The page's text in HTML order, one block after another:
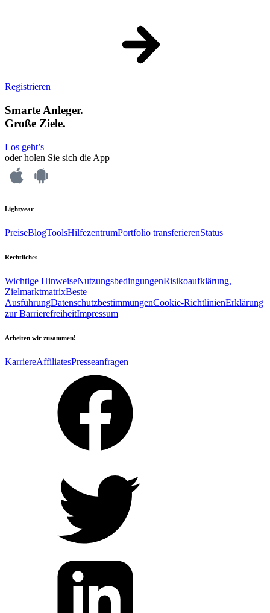
Registrieren
Smarte Anleger.
Große Ziele.
Los geht’s
oder holen Sie sich die App
Lightyear
PreiseBlogToolsHilfezentrumPortfolio transferierenStatus
Rechtliches
Wichtige HinweiseNutzungsbedingungenRisikoaufklärung,
ZielmarktmatrixBeste
AusführungDatenschutzbestimmungenCookie-RichtlinienErklärung
zur BarrierefreiheitImpressum
Arbeiten wir zusammen!
KarriereAffiliatesPresseanfragen